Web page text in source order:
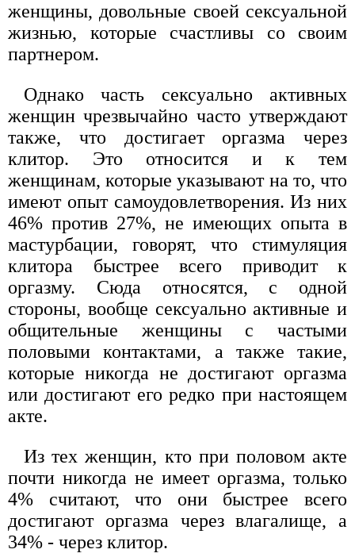
женщины, довольные своей сексуальной
жизнью, которые счастливы со своим
партнером.
Однако часть сексуально активных
женщин чрезвычайно часто утверждают
также, что достигает оргазма через
клитор. Это относится и к тем
женщинам, которые указывают на то, что
имеют опыт самоудовлетворения. Из них
46% против 27%, не имеющих опыта в
мастурбации, говорят, что стимуляция
клитора быстрее всего приводит к
оргазму. Сюда относятся, с одной
стороны, вообще сексуально активные и
общительные женщины с частыми
половыми контактами, а также такие,
которые никогда не достигают оргазма
или достигают его редко при настоящем
акте.
Из тех женщин, кто при половом акте
почти никогда не имеет оргазма, только
4% считают, что они быстрее всего
достигают оргазма через влагалище, а
34% - через клитор.